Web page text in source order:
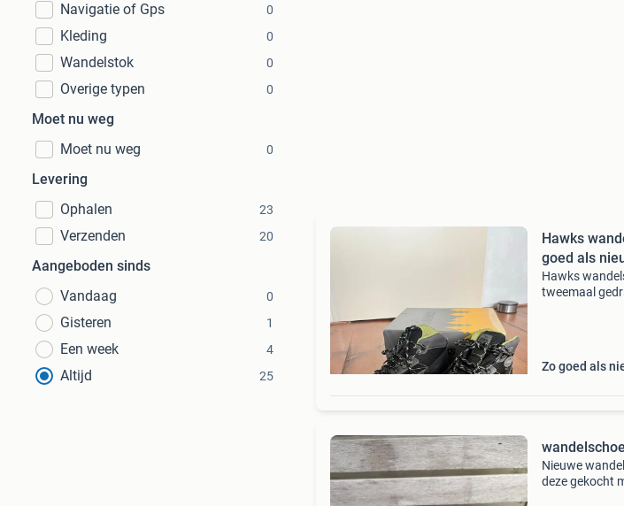
Navigatie of Gps 0
Kleding 0
Wandelstok 0
Overige typen 0
Moet nu weg
Moet nu weg
0
Levering
Ophalen
23
Verzenden 20
Aangeboden sinds
Vandaag
0
Gisteren 1
Een week 4
Altijd 25
Hawks
goed als
Hawks
tweemaal
Zo goed als
Nieuwe
deze gekocht